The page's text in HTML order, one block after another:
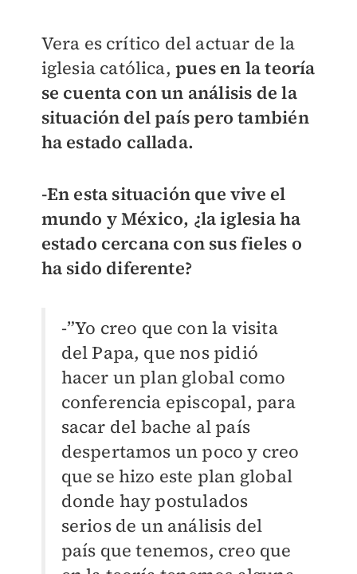
Vera es crítico del actuar de la
iglesia católica,pues en la teoría
se cuenta con un análisis de la
situación del país pero también
ha estado callada.
-En esta situación que vive el
mundo y México, ¿la iglesia ha
estado cercana con sus fieles o
ha sido diferente?
-”Yo creo que con la visita
del Papa, que nos pidió
hacer un plan global como
conferencia episcopal, para
sacar del bache al país
despertamos un poco y creo
que se hizo este plan global
donde hay postulados
serios de un análisis del
país que tenemos, creo que